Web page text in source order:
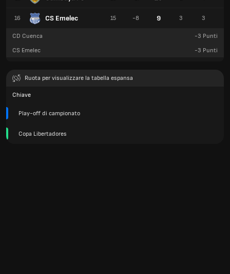
16 CS Emelec 15 -8 9 3 3
CD Cuenca -3 Punti
CS Emelec
-3 Punti
Ruota per visualizzare la tabella espansa
Chiave
Play-off di campionato
Copa Libertadores